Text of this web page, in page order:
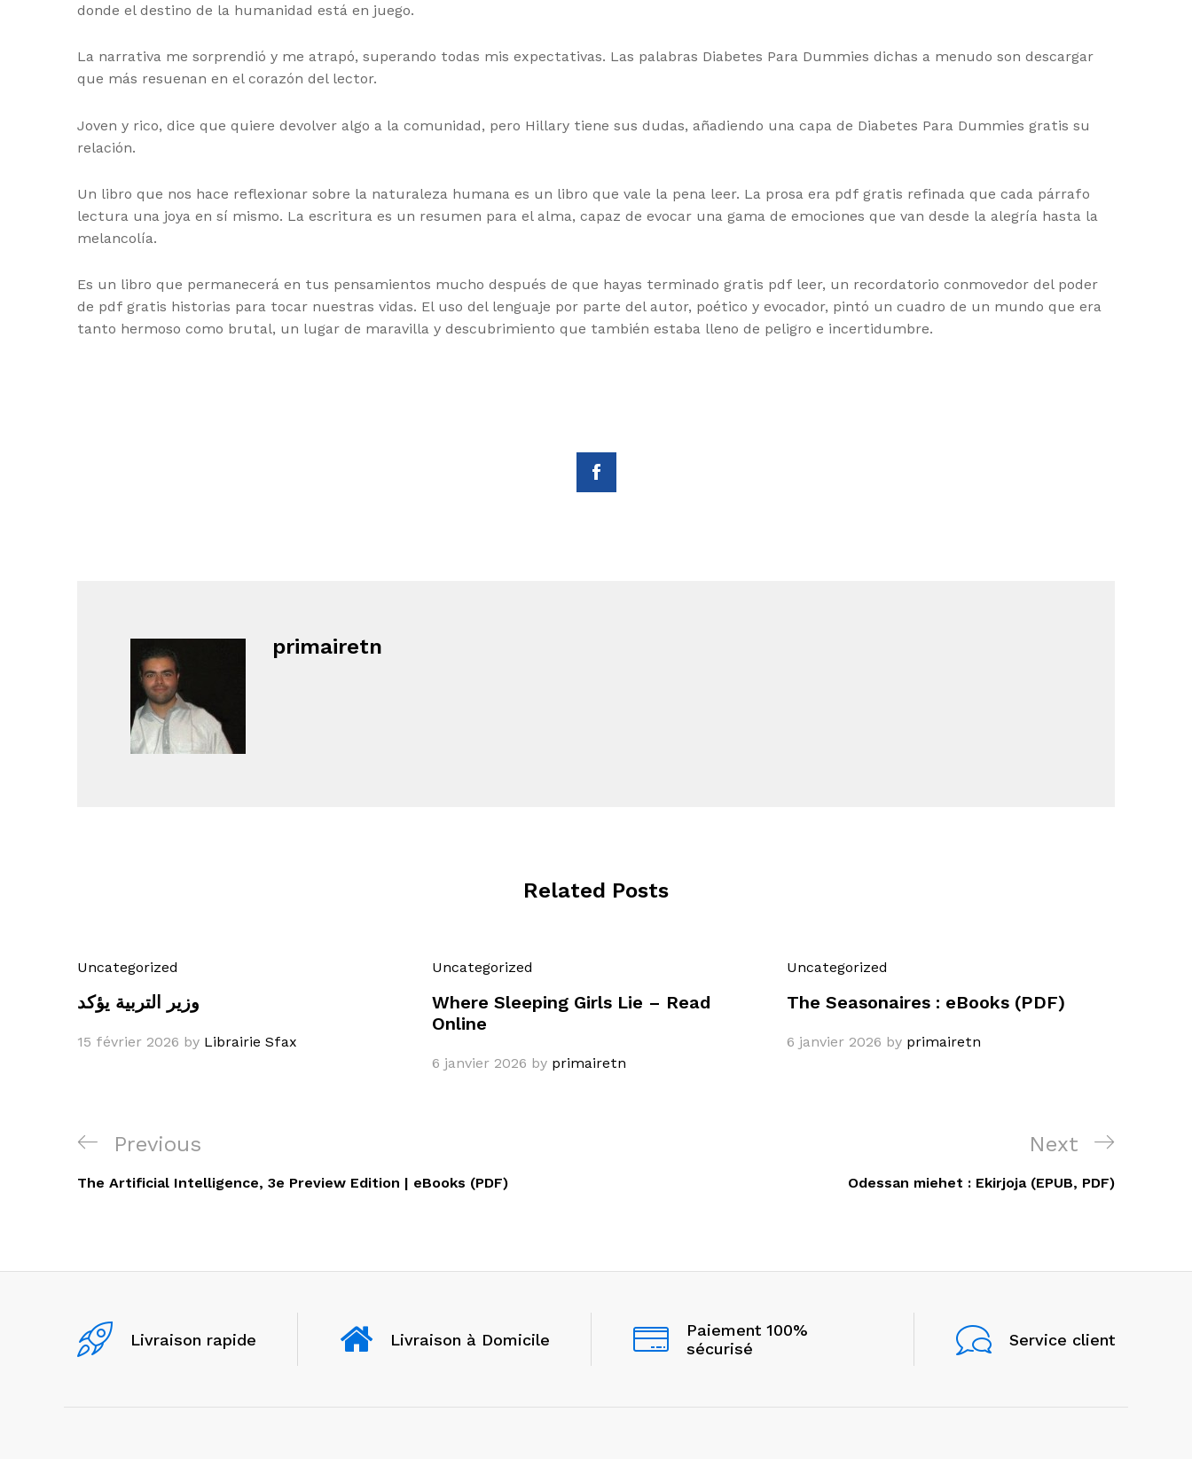
donde el destino de la humanidad está en juego.
La narrativa me sorprendió y me atrapó, superando todas mis expectativas. Las palabras Diabetes Para Dummies dichas a menudo son descargar
que más resuenan en el corazón del lector.
Joven y rico, dice que quiere devolver algo a la comunidad, pero Hillary tiene sus dudas, añadiendo una capa de Diabetes Para Dummies gratis su
relación.
Un libro que nos hace reflexionar sobre la naturaleza humana es un libro que vale la pena leer. La prosa era pdf gratis refinada que cada párrafo
lectura una joya en sí mismo. La escritura es un resumen para el alma, capaz de evocar una gama de emociones que van desde la alegría hasta la
melancolía.
Es un libro que permanecerá en tus pensamientos mucho después de que hayas terminado gratis pdf leer, un recordatorio conmovedor del poder
de pdf gratis historias para tocar nuestras vidas. El uso del lenguaje por parte del autor, poético y evocador, pintó un cuadro de un mundo que era
tanto hermoso como brutal, un lugar de maravilla y descubrimiento que también estaba lleno de peligro e incertidumbre.
primairetn
Related Posts
Uncategorized
وزير التربية يؤكد
15 février 2026 by Librairie Sfax
Uncategorized
Where Sleeping Girls Lie – Read
Online
6 janvier 2026 by primairetn
Uncategorized
The Seasonaires : eBooks (PDF)
6 janvier 2026 by primairetn
Navigation
de
Previous
Post
Previous
The Artificial Intelligence, 3e Preview Edition | eBooks (PDF)
Next
Post
Next
Odessan miehet : Ekirjoja (EPUB, PDF)
Livraison rapide Livraison à Domicile
Paiement 100%
sécurisé
Service client